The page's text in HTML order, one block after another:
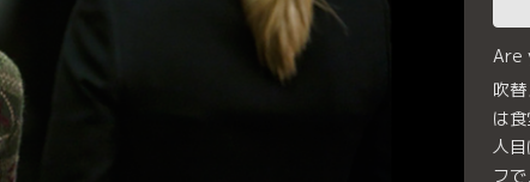
Are
吹
は
人
フ